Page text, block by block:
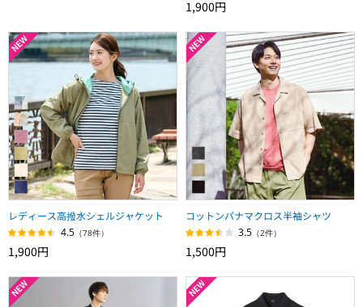
1,900円
レディース高撥水シェルジャケット
4.5 （78件）
1,900円
コットンパナマクロス半袖シャツ
3.5 （2件）
1,500円